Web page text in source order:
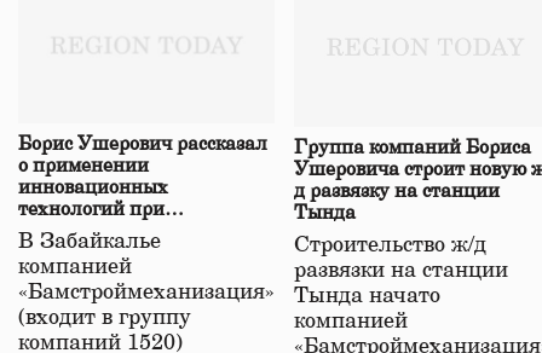
Борис Ушерович рассказал
о применении
инновационных
технологий при
строительстве нового моста
в Забайкалье
В Забайкалье
компанией
«Бамстроймеханизация»
(входит в группу
компаний 1520)
Группа компаний Бориса
Ушеровича строит новую
д развязку на станции
Тында
Строительство ж/д
развязки на станции
Тында начато
компанией